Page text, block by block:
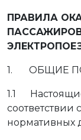
ПРАВИЛА
1. ОБЩИЕ
1.1
нормативных